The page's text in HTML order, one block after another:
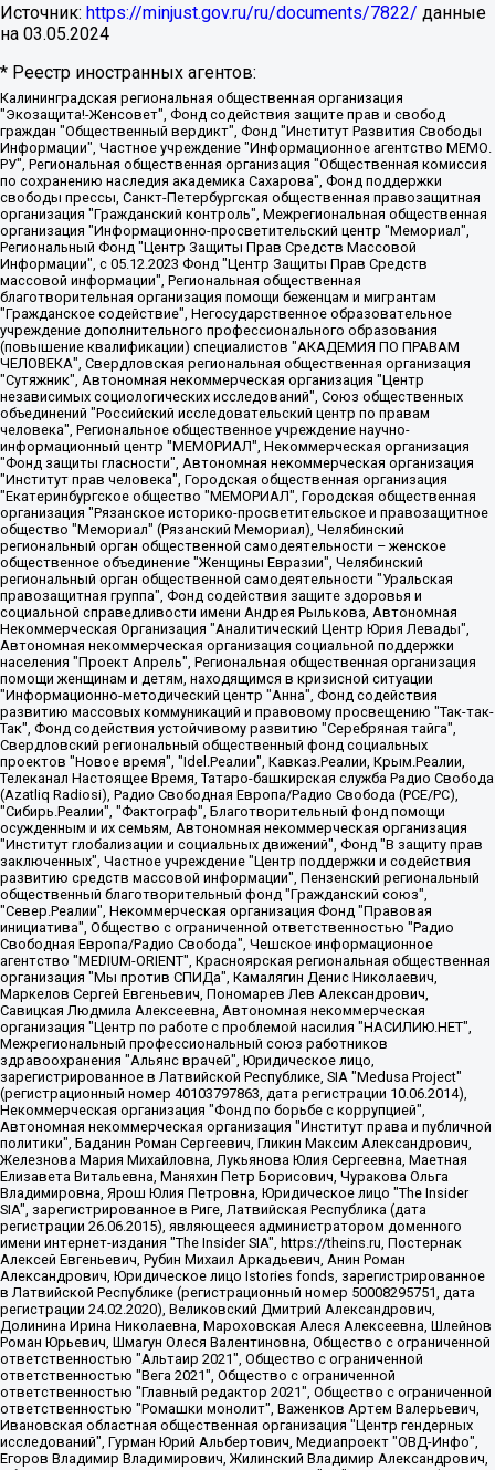
Источник: https://minjust.gov.ru/ru/documents/7822/ данные
на 03.05.2024
* Реестр иностранных агентов:
Калининградская региональная общественная организация "Экозащита!-Женсовет", Фонд содействия защите прав и свобод граждан "Общественный вердикт", Фонд "Институт Развития Свободы Информации", Частное учреждение "Информационное агентство МЕМО. РУ", Региональная общественная организация "Общественная комиссия по сохранению наследия академика Сахарова", Фонд поддержки свободы прессы, Санкт-Петербургская общественная правозащитная организация "Гражданский контроль", Межрегиональная общественная организация "Информационно-просветительский центр "Мемориал", Региональный Фонд "Центр Защиты Прав Средств Массовой Информации", с 05.12.2023 Фонд "Центр Защиты Прав Средств массовой информации", Региональная общественная благотворительная организация помощи беженцам и мигрантам "Гражданское содействие", Негосударственное образовательное учреждение дополнительного профессионального образования (повышение квалификации) специалистов "АКАДЕМИЯ ПО ПРАВАМ ЧЕЛОВЕКА", Свердловская региональная общественная организация "Сутяжник", Автономная некоммерческая организация "Центр независимых социологических исследований", Союз общественных объединений "Российский исследовательский центр по правам человека", Региональное общественное учреждение научно-информационный центр "МЕМОРИАЛ", Некоммерческая организация "Фонд защиты гласности", Автономная некоммерческая организация "Институт прав человека", Городская общественная организация "Екатеринбургское общество "МЕМОРИАЛ", Городская общественная организация "Рязанское историко-просветительское и правозащитное общество "Мемориал" (Рязанский Мемориал), Челябинский региональный орган общественной самодеятельности – женское общественное объединение "Женщины Евразии", Челябинский региональный орган общественной самодеятельности "Уральская правозащитная группа", Фонд содействия защите здоровья и социальной справедливости имени Андрея Рылькова, Автономная Некоммерческая Организация "Аналитический Центр Юрия Левады", Автономная некоммерческая организация социальной поддержки населения "Проект Апрель", Региональная общественная организация помощи женщинам и детям, находящимся в кризисной ситуации "Информационно-методический центр "Анна", Фонд содействия развитию массовых коммуникаций и правовому просвещению "Так-так-Так", Фонд содействия устойчивому развитию "Серебряная тайга", Свердловский региональный общественный фонд социальных проектов "Новое время", "Idel.Реалии", Кавказ.Реалии, Крым.Реалии, Телеканал Настоящее Время, Татаро-башкирская служба Радио Свобода (Azatliq Radiosi), Радио Свободная Европа/Радио Свобода (PCE/PC), "Сибирь.Реалии", "Фактограф", Благотворительный фонд помощи осужденным и их семьям, Автономная некоммерческая организация "Институт глобализации и социальных движений", Фонд "В защиту прав заключенных", Частное учреждение "Центр поддержки и содействия развитию средств массовой информации", Пензенский региональный общественный благотворительный фонд "Гражданский союз", "Север.Реалии", Некоммерческая организация Фонд "Правовая инициатива", Общество с ограниченной ответственностью "Радио Свободная Европа/Радио Свобода", Чешское информационное агентство "MEDIUM-ORIENT", Красноярская региональная общественная организация "Мы против СПИДа", Камалягин Денис Николаевич, Маркелов Сергей Евгеньевич, Пономарев Лев Александрович, Савицкая Людмила Алексеевна, Автономная некоммерческая организация "Центр по работе с проблемой насилия "НАСИЛИЮ.НЕТ", Межрегиональный профессиональный союз работников здравоохранения "Альянс врачей", Юридическое лицо, зарегистрированное в Латвийской Республике, SIA "Medusa Project" (регистрационный номер 40103797863, дата регистрации 10.06.2014), Некоммерческая организация "Фонд по борьбе с коррупцией", Автономная некоммерческая организация "Институт права и публичной политики", Баданин Роман Сергеевич, Гликин Максим Александрович, Железнова Мария Михайловна, Лукьянова Юлия Сергеевна, Маетная Елизавета Витальевна, Маняхин Петр Борисович, Чуракова Ольга Владимировна, Ярош Юлия Петровна, Юридическое лицо "The Insider SIA", зарегистрированное в Риге, Латвийская Республика (дата регистрации 26.06.2015), являющееся администратором доменного имени интернет-издания "The Insider SIA", https://theins.ru, Постернак Алексей Евгеньевич, Рубин Михаил Аркадьевич, Анин Роман Александрович, Юридическое лицо Istories fonds, зарегистрированное в Латвийской Республике (регистрационный номер 50008295751, дата регистрации 24.02.2020), Великовский Дмитрий Александрович, Долинина Ирина Николаевна, Мароховская Алеся Алексеевна, Шлейнов Роман Юрьевич, Шмагун Олеся Валентиновна, Общество с ограниченной ответственностью "Альтаир 2021", Общество с ограниченной ответственностью "Вега 2021", Общество с ограниченной ответственностью "Главный редактор 2021", Общество с ограниченной ответственностью "Ромашки монолит", Важенков Артем Валерьевич, Ивановская областная общественная организация "Центр гендерных исследований", Гурман Юрий Альбертович, Медиапроект "ОВД-Инфо", Егоров Владимир Владимирович, Жилинский Владимир Александрович, Общество с ограниченной ответственностью "ЗП", Иванова София Юрьевна, Карезина Инна Павловна, Кильтау Екатерина Викторовна, Петров Алексей Викторович, Пискунов Сергей Евгеньевич, Смирнов Сергей Сергеевич, Тихонов Михаил Сергеевич, Общество с ограниченной ответственностью "ЖУРНАЛИСТ-ИНОСТРАННЫЙ АГЕНТ", Арапова Галина Юрьевна, Вольтская Татьяна Анатольевна, Американская компания "Mason G.E.S. Anonymous Foundation" (США), являющаяся владельцем интернет-издания https://mnews.world/, Компания "Stichting Bellingcat", зарегистрированная в Нидерландах (дата регистрации 11.07.2018), Захаров Андрей Вячеславович, Клепиковская Екатерина Дмитриевна, Общество с ограниченной ответственностью "МЕМО", Перл Роман Александрович, Симонов Евгений Алексеевич, Соловьева Елена Анатольевна, Сотников Даниил Владимирович, Сурначева Елизавета Дмитриевна, Автономная некоммерческая организация по защите прав человека и информированию населения "Якутия – Наше Мнение", Общество с ограниченной ответственностью "Москоу диджитал медиа", с 26.01.2023 Общество с ограниченной ответственностью "Чайка Белые сады", Ветошкина Валерия Валерьевна, Заговора Максим Александрович, Межрегиональное общественное движение "Российская ЛГБТ - сеть", Оленичев Максим Владимирович, Павлов Иван Юрьевич, Скворцова Елена Сергеевна, Общество с ограниченной ответственностью "Как бы инагент", Кочетков Игорь Викторович, Общество с ограниченной ответственностью "Честные выборы", Еланчик Олег Александрович, Общество с ограниченной ответственностью "Нобелевский призыв", Гималова Регина Эмилевна, Григорьев Андрей Валерьевич, Григорьева Алина Александровна, Ассоциация по содействию защите прав призывников, альтернативнослужащих и военнослужащих "Правозащитная группа "Гражданин.Армия.Право", Хисамова Регина Фаритовна, Автономная некоммерческая организация по реализации социально-правовых программ "Лилит", Дальневосточное общественное движение "Маяк", Санкт-Петербургская ЛГБТ-инициативная группа "Выход", Инициативная группа ЛГБТ+ "Реверс", Алексеев Андрей Викторович, Бекбулатова Таисия Львовна, Беляев Иван Михайлович, Владыкина Елена Сергеевна, Гельман Марат Александрович, Никульшина Вероника Юрьевна, Толоконникова Надежда Андреевна, Шендерович Виктор Анатольевич, Общество с ограниченной ответственностью "Данное сообщение", Общество с ограниченной ответственностью Издательский дом "Новая глава", Айнбиндер Александра Александровна, Московский комьюнити-центр для ЛГБТ+инициатив, Благотворительный фонд развития филантропии, Deutsche Welle (Германия, Kurt-Schumacher-Strasse 3, 53113 Bonn), Борзунова Мария Михайловна, Воробьев Виктор Викторович, Голубева Анна Львовна, Константинова Алла Михайловна, Малкова Ирина Владимировна, Мурадов Мурад Абдулгалимович, Осетинская Елизавета Николаевна, Понасенков Евгений Николаевич, Ганапольский Матвей Юрьевич, Киселев Евгений Алексеевич, Борухович Ирина Григорьевна, Дремин Иван Тимофеевич, Дубровский Дмитрий Викторович, Красноярская региональная общественная организация поддержки и развития альтернативных образовательных технологий и межкультурных коммуникаций "ИНТЕРРА", Маяковская Екатерина Алексеевна, Фейгин Марк Захарович, Филимонов Андрей Викторович, Дзугкоева Регина Николаевна, Доброхотов Роман Александрович, Дудь Юрий Александрович, Елкин Сергей Владимирович, Кругликов Кирилл Игоревич, Сабунаева Мария Леонидовна, Семенов Алексей Владимирович, Шаинян Карен Багратович, Шульман Екатерина Михайловна, Асафьев Артур Валерьевич, Вахштайн Виктор Семенович, Венедиктов Алексей Алексеевич, Лушникова Екатерина Евгеньевна, Волков Леонид Михайлович, Невзоров Александр Глебович, Пархоменко Сергей Борисович, Сироткин Ярослав Николаевич, Кара-Мурза Владимир Владимирович, Баранова Наталья Владимировна, Гозман Леонид Яковлевич, Кагарлицкий Борис Юльевич, Климарев Михаил Валерьевич, Милов Владимир Станиславович, Автономная некоммерческая организация Краснодарский центр современного искусства "Типография", Моргенштерн Алишер Тагирович, Соболь Любовь Эдуардовна, Общество с ограниченной ответственностью "ЛИЗА НОРМ", Каспаров Гарри Кимович, Ходорковский Михаил Борисович, Общество с ограниченной ответственностью "Апрельские тезисы", Данилович Ирина Брониславовна, Кашин Олег Владимирович, Петров Николай Владимирович, Пивоваров Алексей Владимирович, Соколов Михаил Владимирович, Цветкова Юлия Владимировна, Чичваркин Евгений Александрович, Комитет против пыток/Команда против пыток, Общество с ограниченной ответственностью "Первый научный", Общество с ограниченной ответственностью "Вертолет и ко", Белоцерковская Вероника Борисовна, Кац Максим Евгеньевич, Лазарева Татьяна Юрьевна, Шаведдинов Руслан Табризович, Яшин Илья Валерьевич, Общество с ограниченной ответственностью "Иноагент ААВ", Алешковский Дмитрий Петрович, Альбац Евгения Марковна, Быков Дмитрий Львович, Галямина Юлия Евгеньевна, Лойко Сергей Леонидович, Мартынов Кирилл Константинович, Медведев Сергей Александрович, Крашенинников Федор Геннадиевич, Гордеева Катерина Вл